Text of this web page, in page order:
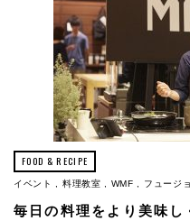
FOOD & RECIPE
イベント 料理教室 WMF フュージ
毎日の料理をより美味